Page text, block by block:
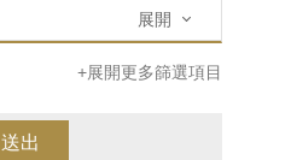
展開
+展開更多篩選項目
送出